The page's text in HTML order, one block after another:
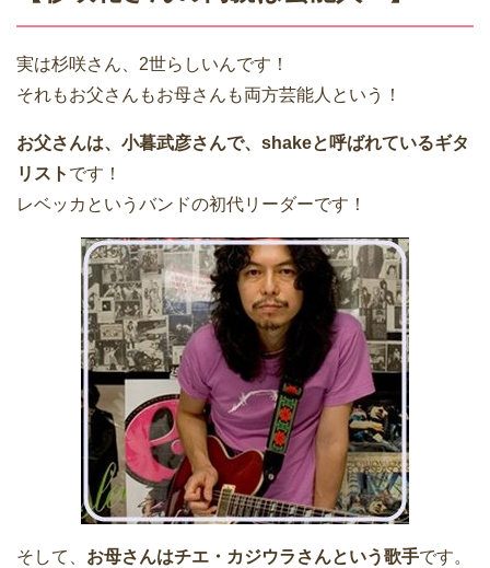
実は杉咲さん、2世らしいんです！
それもお父さんもお母さんも両方芸能人という！
お父さんは、小暮武彦さんで、shakeと呼ばれているギタ
リスト です！
レベッカというバンドの初代リーダーです！
そして、 お母さんはチエ・カジウラさんという歌手です。